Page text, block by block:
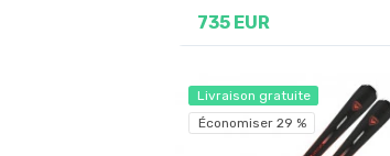
735 EUR
Livraison gratuite
Économiser 29 %